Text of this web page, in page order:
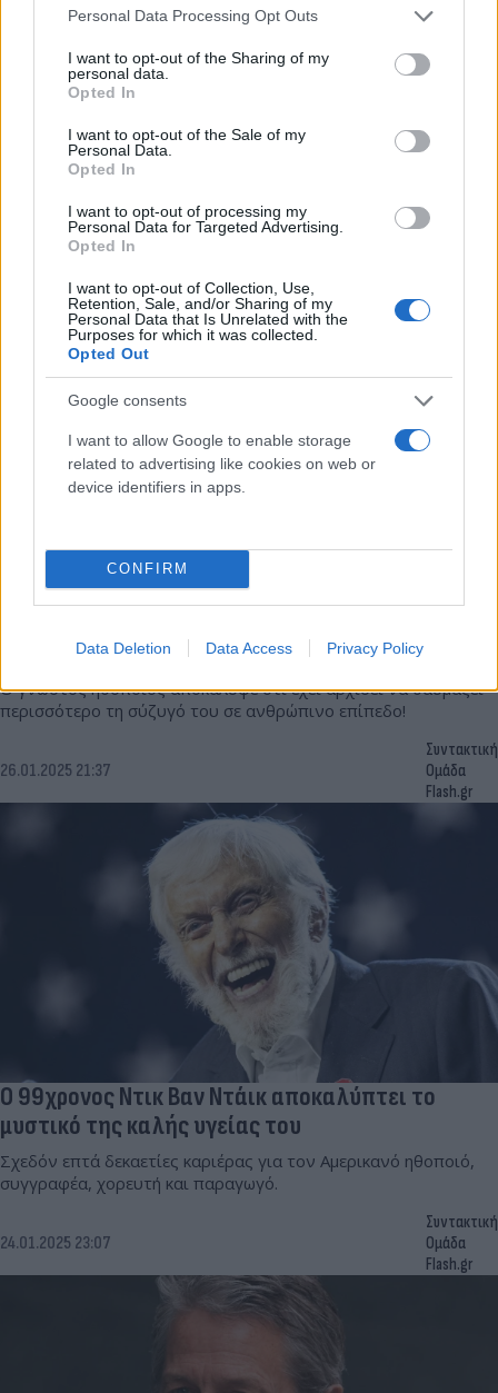
Please note that this website/app uses one or more Google
not limited to your visit or usage behaviour. You may click to
grant or deny consent to Google and its third-party tags to
use your data for below specified purposes in below Google
consent section.
Personal Data Processing Opt Outs
I want to opt-out of the Sharing of my
personal data.
Opted In
I want to opt-out of the Sale of my
Personal Data.
Opted In
I want to opt-out of processing my
Personal Data for Targeted Advertising.
Opted In
I want to opt-out of Collection, Use,
Retention, Sale, and/or Sharing of my
Personal Data that Is Unrelated with the
Purposes for which it was collected.
Opted Out
Google consents
I want to allow Google to enable storage
related to advertising like cookies on web or
device identifiers in apps.
CONFIRM
Data Deletion Data Access Privacy Policy
Αναχρονιστικός Σερβετάλης: Η έκτρωση είναι
δολοφονία - Ας γεννήσεις ένα παιδί και ας το
πετάξεις
Ο ηθοποιός υποστήριξε ότι είναι αμαρτία να σκοτώνεις ένα
πλάσμα εντελώς απροστάτευτο.
27.01.2025 11:43
Ομάδα
Flash.gr
την Έμιλυ «χωράει» σε μία φράση...
Ο γνωστός ηθοποιός αποκάλυψε ότι έχει αρχίσει να θαυμάζει
περισσότερο τη σύζυγό του σε ανθρώπινο επίπεδο!
26.01.2025 21:37
Συντακτική
Ομάδα
Flash.gr
Ο 99χρονος Ντικ Βαν Ντάικ αποκαλύπτει το
μυστικό της καλής υγείας του
Σχεδόν επτά δεκαετίες καριέρας για τον Αμερικανό ηθοποιό,
συγγραφέα, χορευτή και παραγωγό.
24.01.2025 23:07
Συντακτική
Ομάδα
Flash.gr